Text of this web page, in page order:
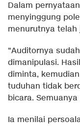
Dalam
menyinggung
menurutnya telah
"Auditornya
dimanipulasi.
diminta,
tuduhan tidak
bicara.
Ia menilai